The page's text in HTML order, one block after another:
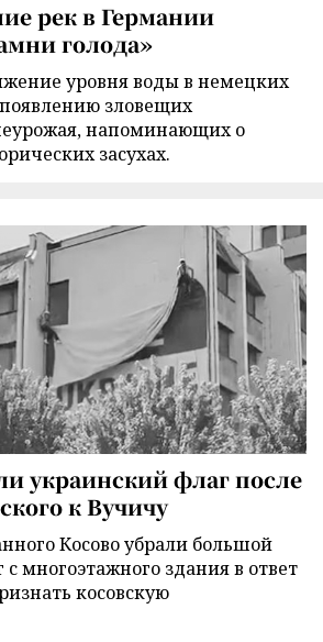
рек в Германии
голода»
уровня воды в немецких
зловещих
напоминающих о
засухах.
украинский флаг после
к Вучичу
Косово убрали большой
многоэтажного здания в ответ
косовскую